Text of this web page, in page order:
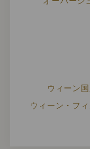
ウィーン
ウィーン・フ